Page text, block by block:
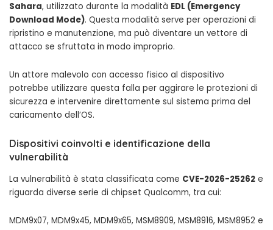
Sahara, utilizzato durante la modalità EDL (Emergency
Download Mode). Questa modalità serve per operazioni di
ripristino e manutenzione, ma può diventare un vettore di
attacco se sfruttata in modo improprio.
Un attore malevolo con accesso fisico al dispositivo
potrebbe utilizzare questa falla per aggirare le protezioni di
sicurezza e intervenire direttamente sul sistema prima del
caricamento dell’OS.
Dispositivi coinvolti e identificazione della
vulnerabilità
La vulnerabilità è stata classificata come CVE-2026-25262 e
riguarda diverse serie di chipset Qualcomm, tra cui:
MDM9x07, MDM9x45, MDM9x65, MSM8909, MSM8916, MSM8952 e